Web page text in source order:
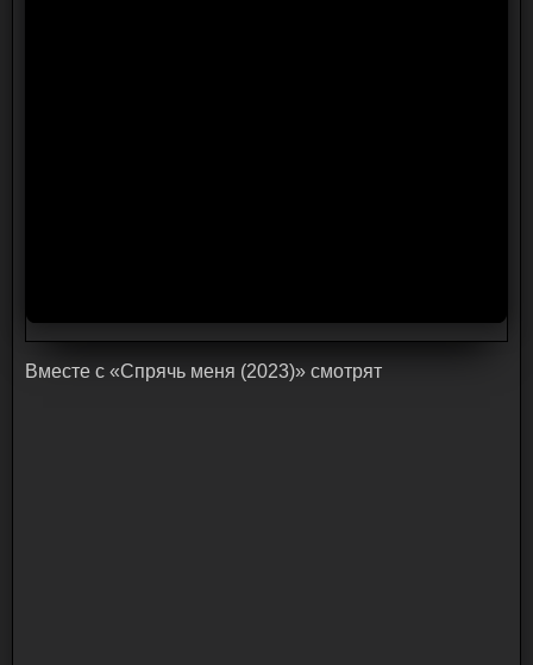
Bмecтe c «Спрячь меня (2023)» cмoтpят